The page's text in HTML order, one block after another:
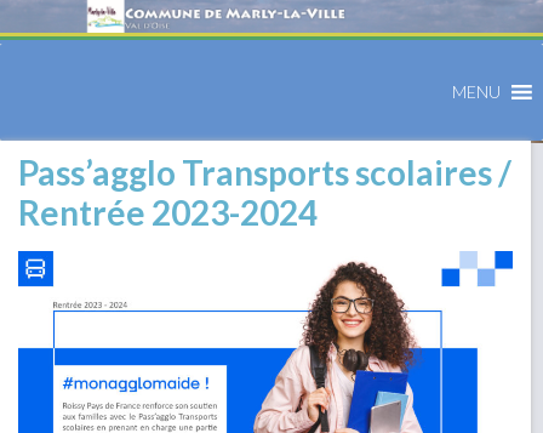
MENU
Pass’agglo Transports scolaires /
Rentrée 2023-2024